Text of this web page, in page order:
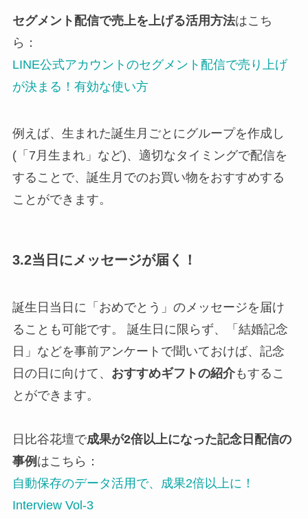
セグメント配信で売上を上げる活用方法はこち
ら：
LINE公式アカウントのセグメント配信で売り上げ
が決まる！有効な使い方
例えば、生まれた誕生月ごとにグループを作成し
(「7月生まれ」など)、適切なタイミングで配信を
することで、誕生月でのお買い物をおすすめする
ことができます。
3.2当日にメッセージが届く！
誕生日当日に「おめでとう」のメッセージを届け
ることも可能です。 誕生日に限らず、「結婚記念
日」などを事前アンケートで聞いておけば、記念
日の日に向けて、 おすすめギフトの紹介もするこ
とができます。
日比谷花壇で成果が2倍以上になった記念日配信の
事例 はこちら：
自動保存のデータ活用で、成果2倍以上に！
Interview Vol-3